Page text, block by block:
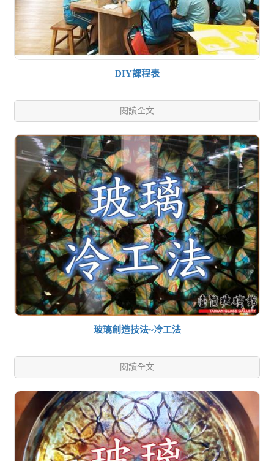
DIY課程表
閱讀全文
玻璃創造技法~冷工法
閱讀全文